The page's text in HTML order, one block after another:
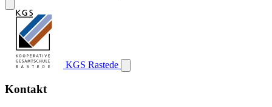
KGS Rastede
Kontakt